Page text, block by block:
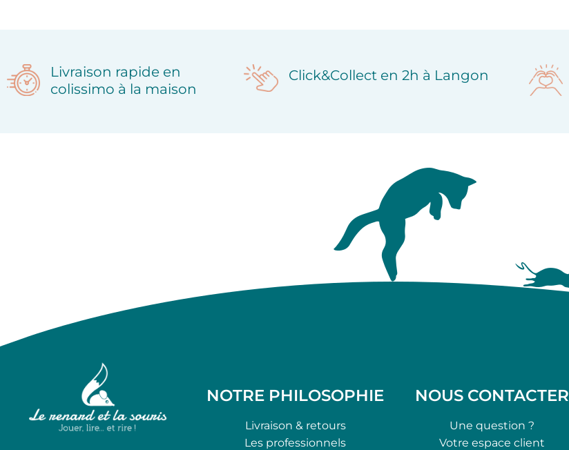
Livraison rapide en
colissimo à la maison
Click&Collect en 2h à Langon
NOTRE PHILOSOPHIE
Livraison & retours
Les professionnels
NOUS CONTACTER
Une question ?
Votre espace client